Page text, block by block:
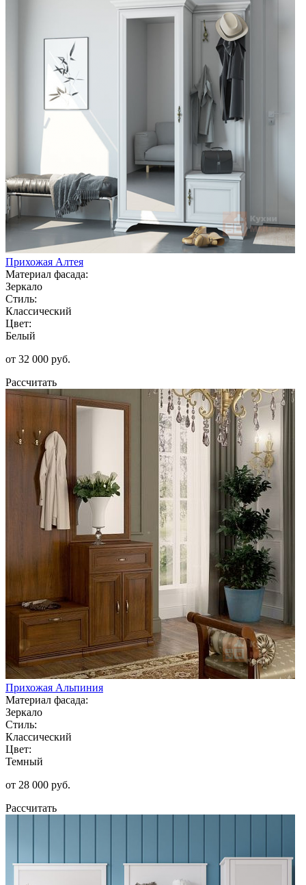
Прихожая Алтея
Материал фасада:
Зеркало
Стиль:
Классический
Цвет:
Белый
от 32 000 руб.
Рассчитать
Прихожая Альпиния
Материал фасада:
Зеркало
Стиль:
Классический
Цвет:
Темный
от 28 000 руб.
Рассчитать